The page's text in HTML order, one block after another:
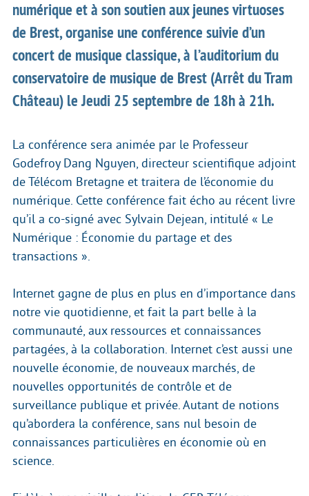
numérique et à son soutien aux jeunes virtuoses
de Brest, organise une conférence suivie d’un
concert de musique classique, à l’auditorium du
conservatoire de musique de Brest (Arrêt du Tram
Château) le Jeudi 25 septembre de 18h à 21h.
La conférence sera animée par le Professeur
Godefroy Dang Nguyen, directeur scientifique adjoint
de Télécom Bretagne et traitera de l’économie du
numérique. Cette conférence fait écho au récent livre
qu’il a co-signé avec Sylvain Dejean, intitulé « Le
Numérique : Économie du partage et des
transactions ».
Internet gagne de plus en plus en d’importance dans
notre vie quotidienne, et fait la part belle à la
communauté, aux ressources et connaissances
partagées, à la collaboration. Internet c’est aussi une
nouvelle économie, de nouveaux marchés, de
nouvelles opportunités de contrôle et de
surveillance publique et privée. Autant de notions
qu’abordera la conférence, sans nul besoin de
connaissances particulières en économie où en
science.